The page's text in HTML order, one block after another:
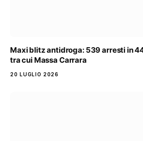
Maxi blitz antidroga: 539 arresti in
tra cui Massa Carrara
20 LUGLIO 2026